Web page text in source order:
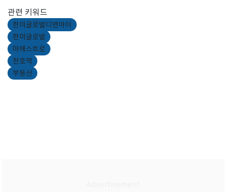
관련 키워드
한미글로벌디앤아이
한미글로벌
마에스트로
천호역
부동산